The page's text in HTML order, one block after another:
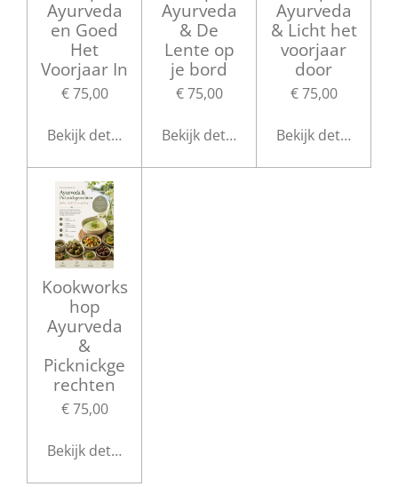
Ayurveda
en Goed
Het
Voorjaar In
€ 75,00
Bekijk details
Ayurveda
& De
Lente op
je bord
€ 75,00
Bekijk details
Ayurveda
& Licht het
voorjaar
door
€ 75,00
Bekijk details
Kookworks
hop
Ayurveda
&
Picknickge
rechten
€ 75,00
Bekijk details